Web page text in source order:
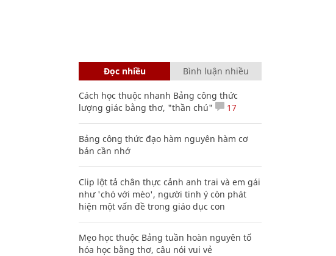
Đọc nhiều Bình luận nhiều
Cách học thuộc nhanh Bảng công thức
lượng giác bằng thơ, "thần chú"
17
Bảng công thức đạo hàm nguyên hàm cơ
bản cần nhớ
Clip lột tả chân thực cảnh anh trai và em gái
như 'chó với mèo', người tinh ý còn phát
hiện một vấn đề trong giáo dục con
Mẹo học thuộc Bảng tuần hoàn nguyên tố
hóa học bằng thơ, câu nói vui vẻ